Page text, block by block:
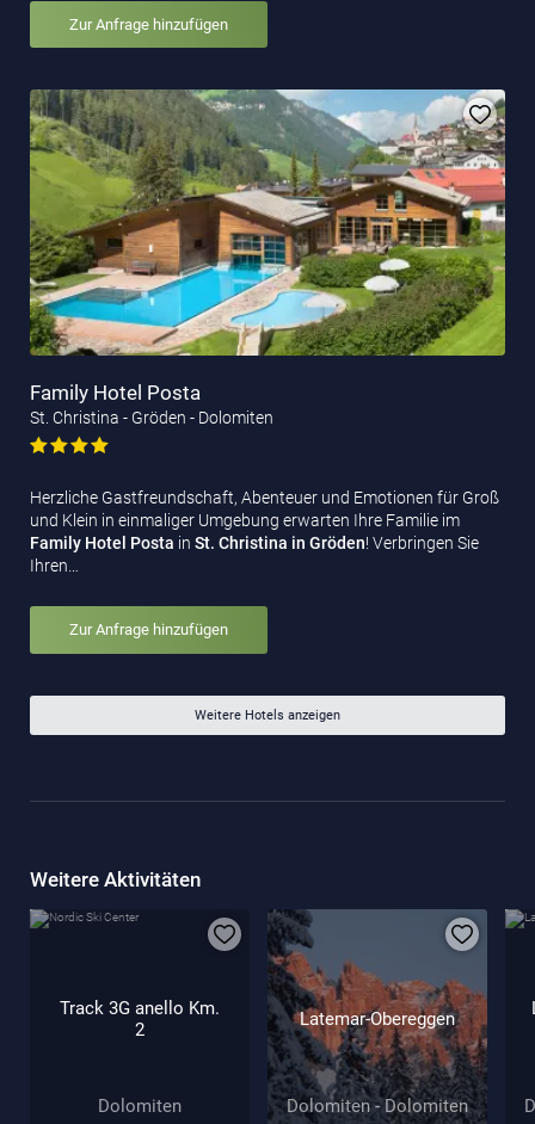
Zur Anfrage hinzufügen
Family Hotel Posta
St. Christina - Gröden - Dolomiten
Herzliche Gastfreundschaft, Abenteuer und Emotionen für Groß
und Klein in einmaliger Umgebung erwarten Ihre Familie im
Family Hotel Posta in St. Christina in Gröden! Verbringen Sie
Ihren…
Zur Anfrage hinzufügen
Weitere Hotels anzeigen
Weitere Aktivitäten
Track 3G anello Km.
2
Dolomiten
Latemar-Obereggen
Dolomiten - Dolomiten